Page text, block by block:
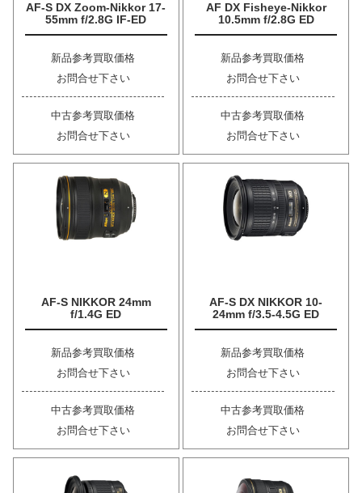
AF-S DX Zoom-Nikkor 17-
55mm f/2.8G IF-ED
新品参考買取価格
お問合せ下さい
中古参考買取価格
お問合せ下さい
AF DX Fisheye-Nikkor
10.5mm f/2.8G ED
新品参考買取価格
お問合せ下さい
中古参考買取価格
お問合せ下さい
AF-S NIKKOR 24mm
f/1.4G ED
新品参考買取価格
お問合せ下さい
中古参考買取価格
お問合せ下さい
AF-S DX NIKKOR 10-
24mm f/3.5-4.5G ED
新品参考買取価格
お問合せ下さい
中古参考買取価格
お問合せ下さい